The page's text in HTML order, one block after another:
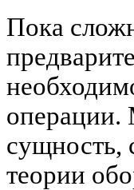
Пока
операции.
сущность,
теории